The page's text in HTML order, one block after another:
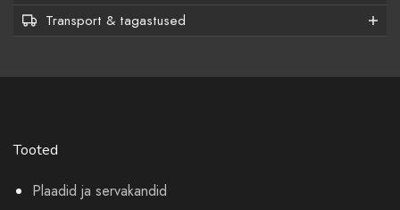
Transport & tagastused
Tooted
Plaadid ja servakandid